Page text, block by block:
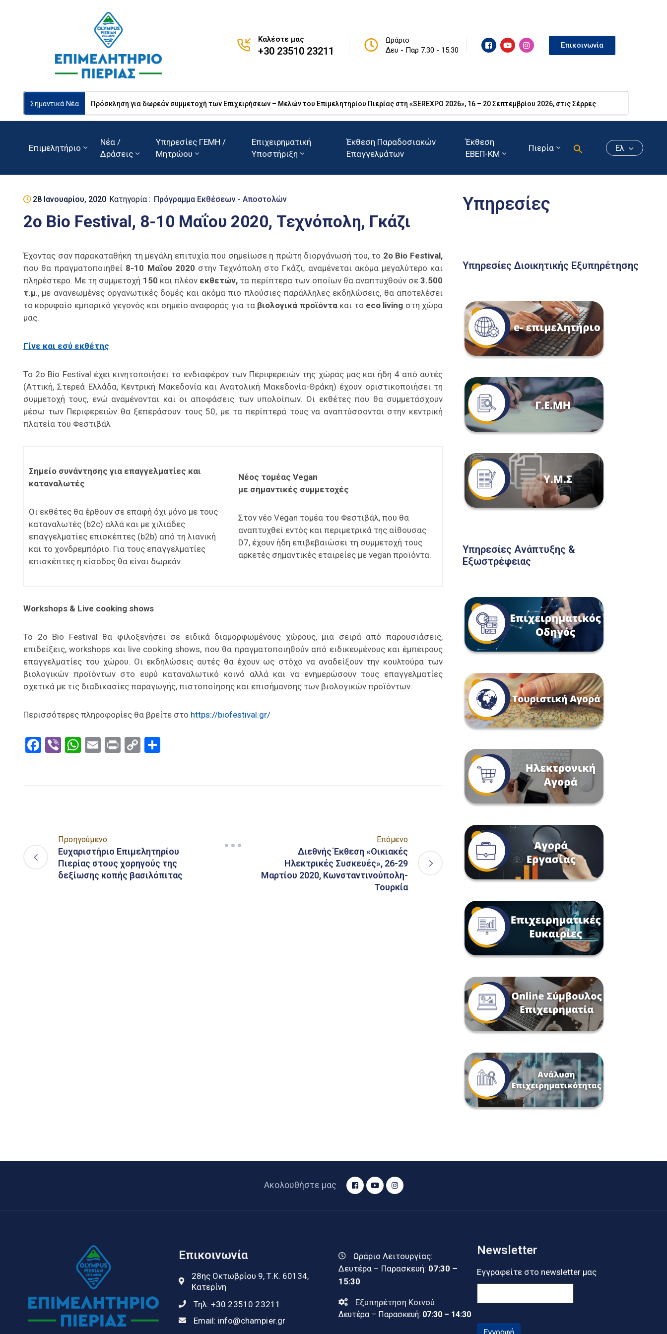
Καλέστε μας
+30 23510 23211
Ωράριο
Δευ - Παρ 7.30 - 15.30
Επικοινωνία
Σημαντικά Νέα Πρόσκληση για δωρεάν συμμετοχή των Επιχειρήσεων – Μελών του Επιμελητηρίου Πιερίας στη «SEREXPO 2026», 16 – 20 Σεπτεμβρίου 2026, στις Σέρρες
Επιμελητήριο
Νέα /
Δράσεις
Υπηρεσίες ΓΕΜΗ /
Μητρώου
Επιχειρηματική
Υποστήριξη
Έκθεση Παραδοσιακών
Επαγγελμάτων
Έκθεση
ΕΒΕΠ-ΚΜ
Πιερία Ελ
28 Ιανουαρίου, 2020 Κατηγορία : Πρόγραμμα Εκθέσεων - Αποστολών
2ο Bio Festival, 8-10 Μαΐου 2020, Τεχνόπολη, Γκάζι
Έχοντας σαν παρακαταθήκη τη μεγάλη επιτυχία που σημείωσε η πρώτη διοργάνωσή του, το 2ο Bio Festival,
που θα πραγματοποιηθεί 8-10 Μαΐου 2020 στην Τεχνόπολη στο Γκάζι, αναμένεται ακόμα μεγαλύτερο και
πληρέστερο. Με τη συμμετοχή 150 και πλέον εκθετών, τα περίπτερα των οποίων θα αναπτυχθούν σε3.500
τ.μ., με ανανεωμένες οργανωτικές δομές και ακόμα πιο πλούσιες παράλληλες εκδηλώσεις, θα αποτελέσει
το κορυφαίο εμπορικό γεγονός και σημείο αναφοράς για τα βιολογικά προϊόντα και το eco living στη χώρα
μας.
Γίνε και εσύ εκθέτης
Το 2ο Bio Festival έχει κινητοποιήσει το ενδιαφέρον των Περιφερειών της χώρας μας και ήδη 4 από αυτές
(Αττική, Στερεά Ελλάδα, Κεντρική Μακεδονία και Ανατολική Μακεδονία-Θράκη) έχουν οριστικοποιήσει τη
συμμετοχή τους, ενώ αναμένονται και οι αποφάσεις των υπολοίπων. Οι εκθέτες που θα συμμετάσχουν
μέσω των Περιφερειών θα ξεπεράσουν τους 50, με τα περίπτερά τους να αναπτύσσονται στην κεντρική
πλατεία του Φεστιβάλ
Σημείο συνάντησης για επαγγελματίες και
καταναλωτές
Οι εκθέτες θα έρθουν σε επαφή όχι μόνο με τους
καταναλωτές (b2c) αλλά και με χιλιάδες
επαγγελματίες επισκέπτες (b2b) από τη λιανική
και το χονδρεμπόριο. Για τους επαγγελματίες
επισκέπτες η είσοδος θα είναι δωρεάν.
Νέος τομέας Vegan
με σημαντικές συμμετοχές
Στον νέο Vegan τομέα του Φεστιβάλ, που θα
αναπτυχθεί εντός και περιμετρικά της αίθουσας
D7, έχουν ήδη επιβεβαιώσει τη συμμετοχή τους
αρκετές σημαντικές εταιρείες με vegan προϊόντα.
Workshops & Live cooking shows
Το 2ο Bio Festival θα φιλοξενήσει σε ειδικά διαμορφωμένους χώρους, μια σειρά από παρουσιάσεις,
επιδείξεις, workshops και live cooking shows, που θα πραγματοποιηθούν από ειδικευμένους και έμπειρους
επαγγελματίες του χώρου. Οι εκδηλώσεις αυτές θα έχουν ως στόχο να αναδείξουν την κουλτούρα των
βιολογικών προϊόντων στο ευρύ καταναλωτικό κοινό αλλά και να ενημερώσουν τους επαγγελματίες
σχετικά με τις διαδικασίες παραγωγής, πιστοποίησης και επισήμανσης των βιολογικών προϊόντων.
Περισσότερες πληροφορίες θα βρείτε στο https://biofestival.gr/
Facebook
ViberWhatsApp
EmailPrintCopy
Προηγούμενο
Ευχαριστήριο Επιμελητηρίου
Πιερίας στους χορηγούς της
δεξίωσης κοπής βασιλόπιτας
Επόμενο
Διεθνής Έκθεση «Οικιακές
Ηλεκτρικές Συσκευές», 26-29
Μαρτίου 2020, Κωνσταντινούπολη-
Τουρκία
Υπηρεσίες
Υπηρεσίες Διοικητικής Εξυπηρέτησης
Υπηρεσίες Ανάπτυξης &
Εξωστρέφειας
Ακολουθήστε μας
Επικοινωνία
28ης Οκτωβρίου 9, Τ.Κ. 60134,
Κατερίνη
Τηλ: +30 23510 23211
Email: info@champier.gr
Ωράριο Λειτουργίας:
Δευτέρα – Παρασκευή: 07:30 –
15:30
Εξυπηρέτηση Κοινού
Δευτέρα – Παρασκευή: 07:30 – 14:30
Newsletter
Εγγραφείτε στο newsletter μας